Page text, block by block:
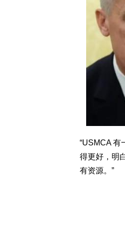
“USMCA
得更好，明
有资源。”